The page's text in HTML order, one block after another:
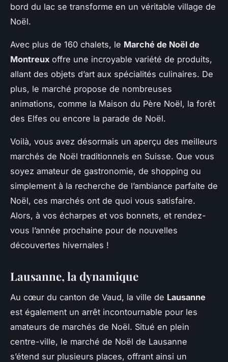
bord du lac se transforme en un véritable village de
Noël.
Avec plus de 160 chalets, le Marché de Noël de
Montreux offre une incroyable variété de produits,
allant des objets d’art aux spécialités culinaires. De
plus, le marché propose de nombreuses
animations, comme la Maison du Père Noël, la forêt
des Elfes ou encore la parade de Noël.
Voilà, vous avez désormais un aperçu des meilleurs
marchés de Noël traditionnels en Suisse. Que vous
soyez amateur de gastronomie, de shopping ou
simplement à la recherche de l’ambiance parfaite de
Noël, ces marchés ont de quoi vous satisfaire.
Alors, à vos écharpes et vos bonnets, et rendez-
vous l’année prochaine pour de nouvelles
découvertes hivernales !
Lausanne, la dynamique
Au cœur du canton de Vaud, la ville de Lausanne
est également un arrêt incontournable pour les
amateurs de marchés de Noël. Situé en plein
centre-ville, le marché de Noël de Lausanne
s’étend sur plusieurs places, offrant ainsi un